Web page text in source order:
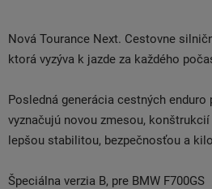
Nová Tourance Next. Cestovne
ktorá vyzýva k jazde za každého
Posledná generácia cestných
vyznačujú novou zmesou,
lepšou stabilitou, bezpečnosťou a
Špeciálna verzia B, pre BMW F700GS